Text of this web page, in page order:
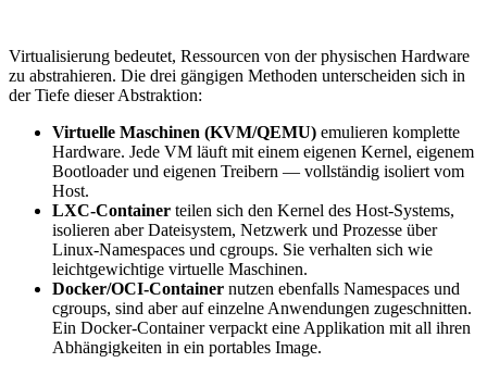
Virtualisierung bedeutet, Ressourcen von der physischen Hardware
zu abstrahieren. Die drei gängigen Methoden unterscheiden sich in
der Tiefe dieser Abstraktion:
Virtuelle Maschinen (KVM/QEMU) emulieren komplette
Hardware. Jede VM läuft mit einem eigenen Kernel, eigenem
Bootloader und eigenen Treibern — vollständig isoliert vom
Host.
LXC-Container teilen sich den Kernel des Host-Systems,
isolieren aber Dateisystem, Netzwerk und Prozesse über
Linux-Namespaces und cgroups. Sie verhalten sich wie
leichtgewichtige virtuelle Maschinen.
Docker/OCI-Container nutzen ebenfalls Namespaces und
cgroups, sind aber auf einzelne Anwendungen zugeschnitten.
Ein Docker-Container verpackt eine Applikation mit all ihren
Abhängigkeiten in ein portables Image.